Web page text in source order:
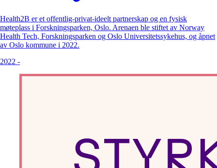
Health2B er et offentlig-privat-ideelt partnerskap og en fysisk
møteplass i Forskningsparken, Oslo. Arenaen ble stiftet av Norway
Health Tech, Forskningsparken og Oslo Universitetssykehus, og åpnet
av Oslo kommune i 2022.
2022 -